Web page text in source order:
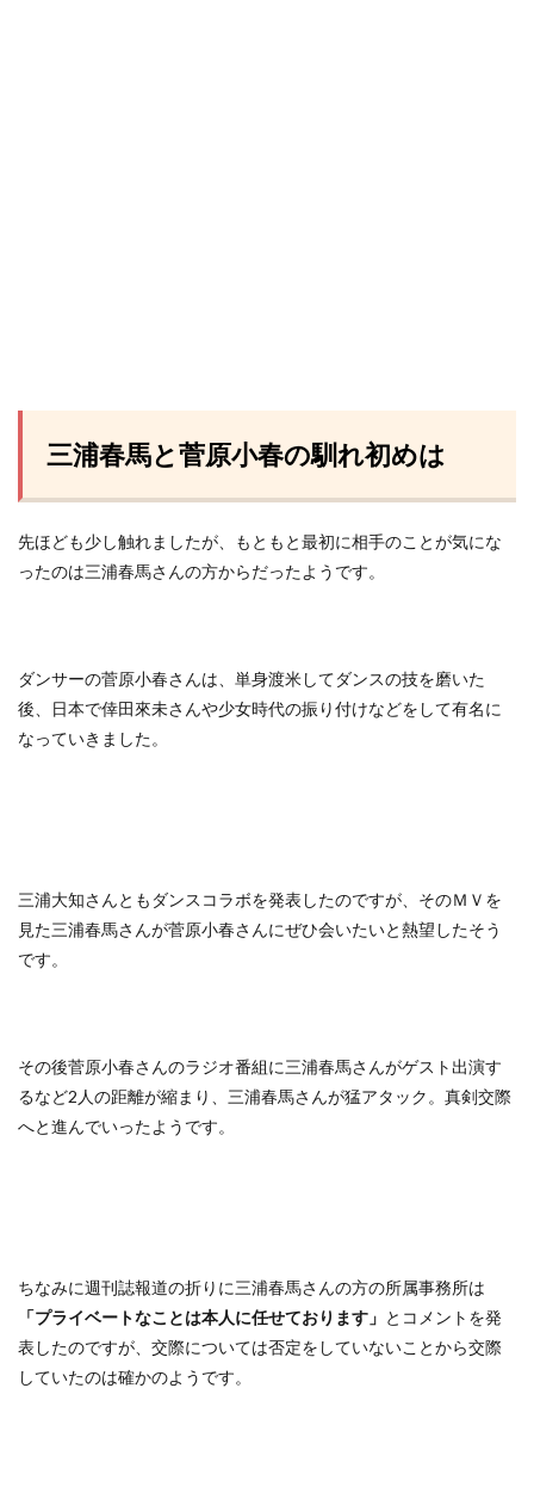
三浦春馬と菅原小春の馴れ初めは
先ほども少し触れましたが、もともと最初に相手のことが気にな
ったのは三浦春馬さんの方からだったようです。
ダンサーの菅原小春さんは、単身渡米してダンスの技を磨いた
後、日本で倖田來未さんや少女時代の振り付けなどをして有名に
なっていきました。
三浦大知さんともダンスコラボを発表したのですが、そのＭＶを
見た三浦春馬さんが菅原小春さんにぜひ会いたいと熱望したそう
です。
その後菅原小春さんのラジオ番組に三浦春馬さんがゲスト出演す
るなど2人の距離が縮まり、三浦春馬さんが猛アタック。真剣交際
へと進んでいったようです。
ちなみに週刊誌報道の折りに三浦春馬さんの方の所属事務所は
「プライベートなことは本人に任せております」 とコメントを発
表したのですが、交際については否定をしていないことから交際
していたのは確かのようです。